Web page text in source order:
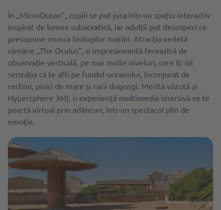
În „MicroOcean”, copiii se pot juca într-un spațiu interactiv
inspirat de lumea subacvatică, iar adulții pot descoperi ce
presupune munca biologilor marini. Atracția vedetă
rămâne „The Oculus”, o impresionantă fereastră de
observație verticală, pe mai multe niveluri, care îți dă
senzația că te afli pe fundul oceanului, înconjurat de
rechini, pisici de mare și rarii dugongi. Merită văzută și
Hypersphere 360, o experiență multimedia imersivă ce te
poartă virtual prin adâncuri, într-un spectacol plin de
emoție.